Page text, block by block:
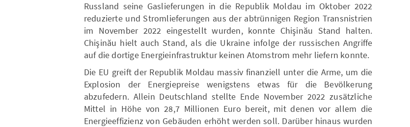
Russland seine Gaslieferungen in die Republik Moldau im Oktober 2022
reduzierte und Stromlieferungen aus der abtrünnigen Region Transnistrien
im November 2022 eingestellt wurden, konnte Chişinău Stand halten.
Chişinău hielt auch Stand, als die Ukraine infolge der russischen Angriffe
auf die dortige Energieinfrastruktur keinen Atomstrom mehr liefern konnte.
Die EU greift der Republik Moldau massiv finanziell unter die Arme, um die
Explosion der Energiepreise wenigstens etwas für die Bevölkerung
abzufedern. Allein Deutschland stellte Ende November 2022 zusätzliche
Mittel in Höhe von 28,7 Millionen Euro bereit, mit denen vor allem die
Energieeffizienz von Gebäuden erhöht werden soll. Darüber hinaus wurden